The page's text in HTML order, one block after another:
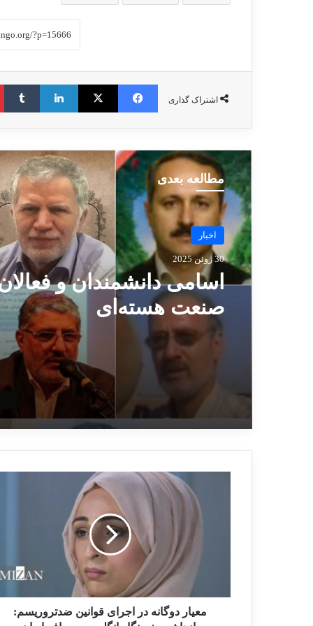
اشتراک گذاری
فیس بوک X لینکدین
مطالعه بعدی
اخبار
27 جولای 2022
اغلب قربانیان تروریسم
کومله و پژاک، جوانان کرد
معیار دوگانه در اجرای قوانین ضدتروریسم: